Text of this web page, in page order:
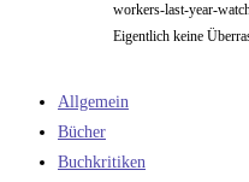
workers-last-year-
Eigentlich keine
Allgemein
Bücher
Buchkritiken